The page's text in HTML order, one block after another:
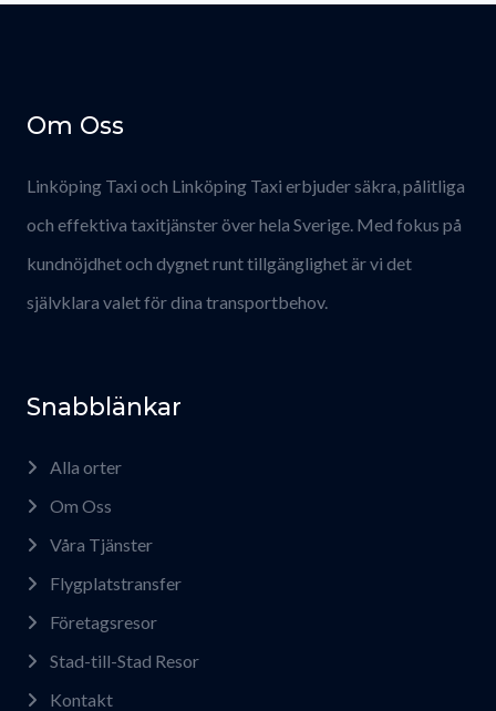
Om Oss
Linköping Taxi och Linköping Taxi erbjuder säkra, pålitliga
och effektiva taxitjänster över hela Sverige. Med fokus på
kundnöjdhet och dygnet runt tillgänglighet är vi det
självklara valet för dina transportbehov.
Snabblänkar
Alla orter
Om Oss
Våra Tjänster
Flygplatstransfer
Företagsresor
Stad-till-Stad Resor
Kontakt